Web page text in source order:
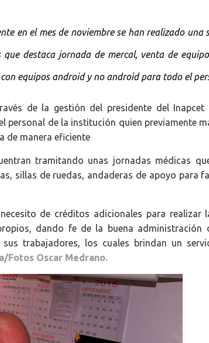
en el mes de noviembre se han realizado una
destaca jornada de mercal, venta de
equipos android y no android para todo el
de la gestión del presidente del Inapcet
personal de la institución quien previamente
de manera eficiente
tramitando unas jornadas médicas
sillas de ruedas, andaderas de apoyo para
de créditos adicionales para realizar
dando fe de la buena administración
trabajadores, los cuales brindan un
Fotos Oscar Medrano.